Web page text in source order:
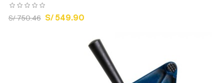
S/ 750.46 S/ 549.90